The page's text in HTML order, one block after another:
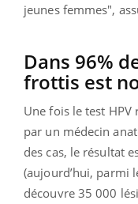
jeunes femmes",
Dans 96%
frottis est
Une fois le test
par un médecin
des cas, le résultat
(aujourd’hui, parmi
découvre 35 000